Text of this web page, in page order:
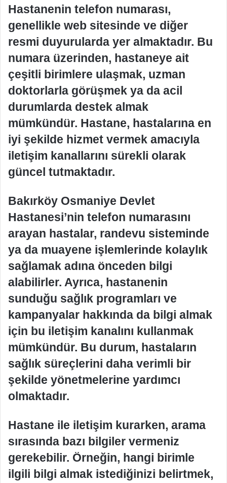
Hastanenin telefon numarası,
genellikle web sitesinde ve diğer
resmi duyurularda yer almaktadır. Bu
numara üzerinden, hastaneye ait
çeşitli birimlere ulaşmak, uzman
doktorlarla görüşmek ya da acil
durumlarda destek almak
mümkündür. Hastane, hastalarına en
iyi şekilde hizmet vermek amacıyla
iletişim kanallarını sürekli olarak
güncel tutmaktadır.
Bakırköy Osmaniye Devlet
Hastanesi’nin telefon numarasını
arayan hastalar, randevu sisteminde
ya da muayene işlemlerinde kolaylık
sağlamak adına önceden bilgi
alabilirler. Ayrıca, hastanenin
sunduğu sağlık programları ve
kampanyalar hakkında da bilgi almak
için bu iletişim kanalını kullanmak
mümkündür. Bu durum, hastaların
sağlık süreçlerini daha verimli bir
şekilde yönetmelerine yardımcı
olmaktadır.
Hastane ile iletişim kurarken, arama
sırasında bazı bilgiler vermeniz
gerekebilir. Örneğin, hangi birimle
ilgili bilgi almak istediğinizi belirtmek,